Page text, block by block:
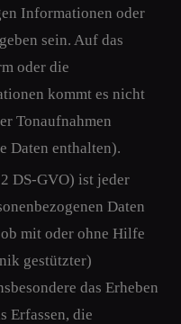
Informationen oder
sein. Auf das
oder die
kommt es nicht
Tonaufnahmen
Daten enthalten).
DS-GVO) ist jeder
Daten
mit oder ohne Hilfe
gestützter)
das Erheben
Erfassen, die